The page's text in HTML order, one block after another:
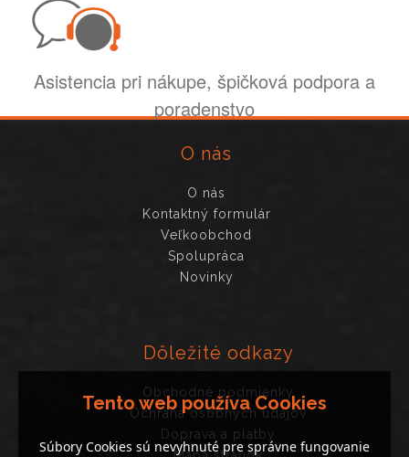
Asistencia pri nákupe, špičková podpora a
poradenstvo
O nás
O nás
Kontaktný formulár
Veľkoobchod
Spolupráca
Novinky
Dôležité odkazy
Obchodné podmienky
Ochrana osobných údajov
Doprava a platby
Tento web používa Cookies
Súbory Cookies sú nevyhnuté pre správne fungovanie